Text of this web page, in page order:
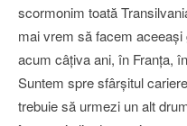
scormonim toată
mai vrem să facem
acum câţiva ani, în Franţa,
Suntem spre sfârşitul
trebuie să urmezi un alt